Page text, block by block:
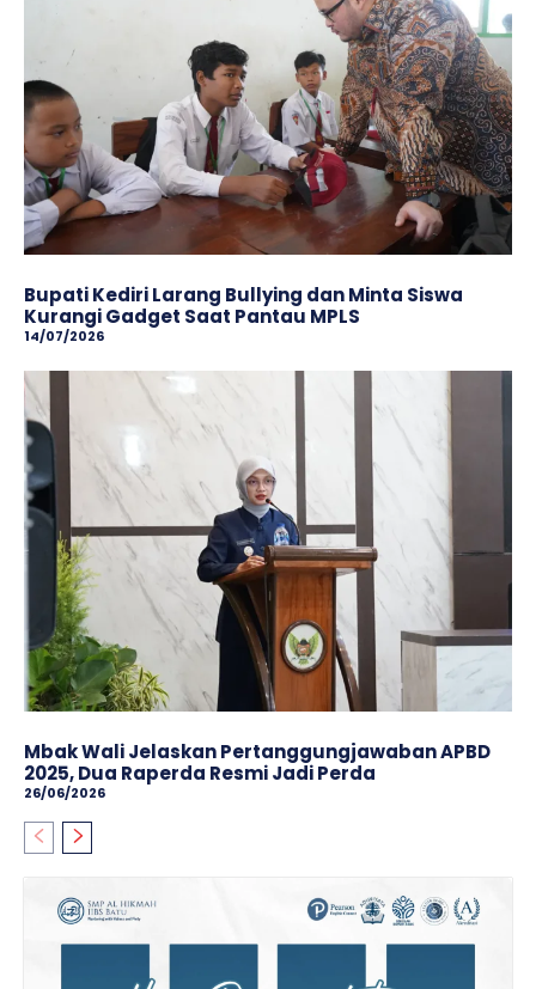
Bupati Kediri Larang Bullying dan Minta Siswa
Kurangi Gadget Saat Pantau MPLS
14/07/2026
Mbak Wali Jelaskan Pertanggungjawaban APBD
2025, Dua Raperda Resmi Jadi Perda
26/06/2026